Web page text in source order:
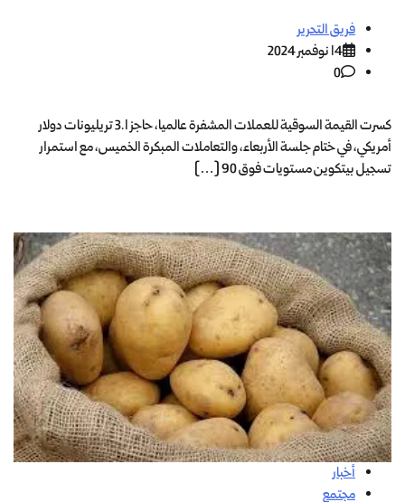
فريق التحرير
14 نوفمبر 2024
0
كسرت القيمة السوقية للعملات المشفرة عالميا، حاجز 3.1 تريليونات دولار
أمريكي، في ختام جلسة الأربعاء، والتعاملات المبكرة الخميس، مع استمرار
تسجيل بيتكوين مستويات فوق 90 […]
أخبار
مجتمع